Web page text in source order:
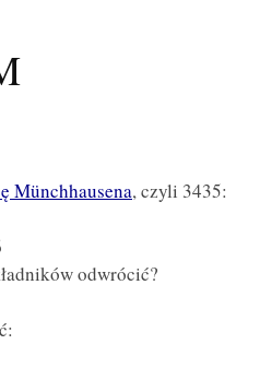
Münchhausena, czyli 3435:
odwrócić?